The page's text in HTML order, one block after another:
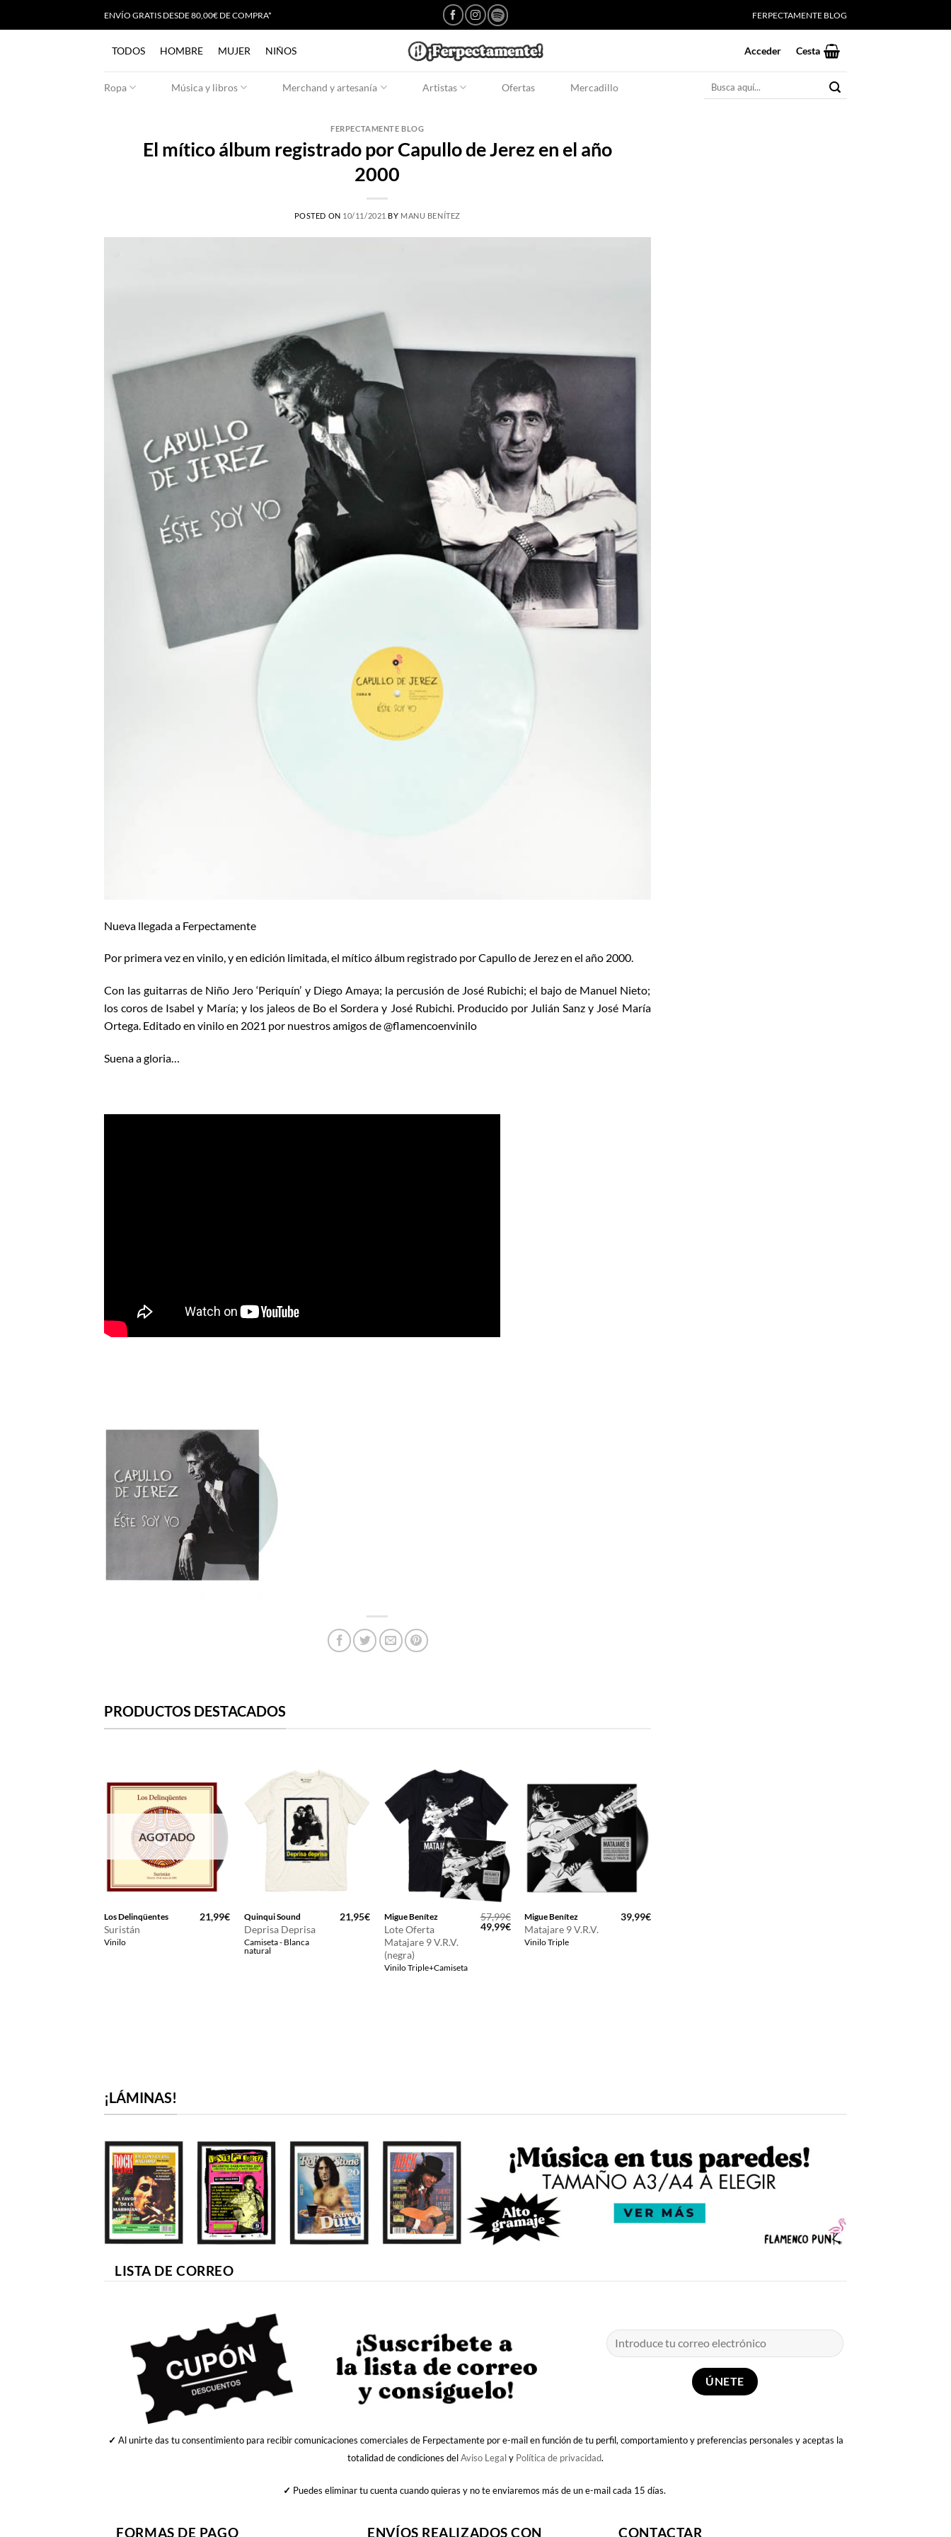
ENVÍO GRATIS DESDE 80,00€ DE COMPRA* FERPECTAMENTE BLOG
TODOS HOMBRE MUJER NIÑOS Acceder Cesta
Ropa Música y libros Merchand y artesanía Artistas Ofertas Mercadillo
Buscar
FERPECTAMENTE BLOG
El mítico álbum registrado por Capullo de Jerez en el año
2000
POSTED ON 10/11/2021 BY MANU BENÍTEZ
Nueva llegada a Ferpectamente
Por primera vez en vinilo, y en edición limitada, el mítico álbum registrado por Capullo de Jerez en el año 2000.
Con las guitarras de Niño Jero ‘Periquín’ y Diego Amaya; la percusión de José Rubichi; el bajo de Manuel Nieto;
los coros de Isabel y María; y los jaleos de Bo el Sordera y José Rubichi. Producido por Julián Sanz y José María
Ortega. Editado en vinilo en 2021 por nuestros amigos de @flamencoenvinilo
Suena a gloria…
PRODUCTOS DESTACADOS
AGOTADO
Los Delinqüentes
Suristán
Vinilo
21,99€ Quinqui Sound
Deprisa Deprisa
Camiseta - Blanca
natural
21,95€ Migue Benítez
Lote Oferta
Matajare 9 V.R.V.
(negra)
Vinilo Triple+Camiseta
57,99€
El
precio
49,99€El
precio
actual
Migue Benítez
Matajare 9 V.R.V.
Vinilo Triple
39,99€
¡LÁMINAS!
LISTA DE CORREO
✓ Al unirte das tu consentimiento para recibir comunicaciones comerciales de Ferpectamente por e-mail en función de tu perfil, comportamiento y preferencias personales y aceptas la
totalidad de condiciones delAviso Legaly Política de privacidad.
✓ Puedes eliminar tu cuenta cuando quieras y no te enviaremos más de un e-mail cada 15 días.
FORMAS DE PAGO ENVÍOS REALIZADOS CON CONTACTAR